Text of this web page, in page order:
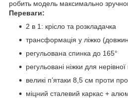
робить модель максимально
Переваги:
2 в 1: крісло та розкладачка
трансформація у ліжко
регульована спинка до 165°
регульовані ніжки для нерівної
великі п’ятаки 8,5 см проти
міцний сталевий каркас +